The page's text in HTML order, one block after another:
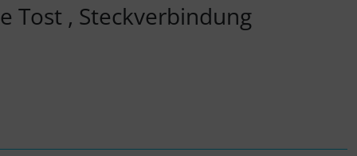
Tost , Steckverbindung